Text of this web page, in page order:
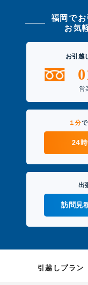
福岡で
お気
お引越
営
１分
24
出
訪問見
引越しプラン